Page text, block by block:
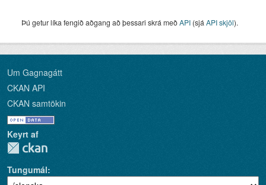
Þú getur líka fengið aðgang að þessari skrá meðAPI (sjá API skjöl).
Um Gagnagátt
CKAN API
CKAN samtökin
Keyrt af
Tungumál